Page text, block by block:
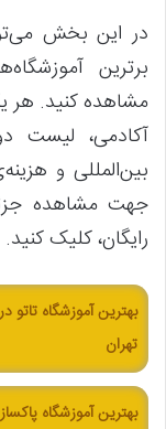
در این بخش
برترین
مشاهده کنید. هر
آکادمی، لیست
بین‌المللی و
جهت مشاهده
رایگان، کلیک کنید.
بهترین آموزشگاه تاتو در
تهران
بهترین آموزشگاه